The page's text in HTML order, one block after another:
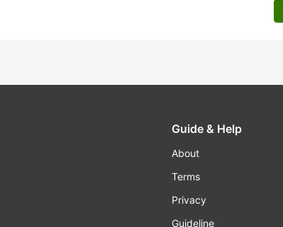
Guide & Help
About
Terms
Privacy
Guideline